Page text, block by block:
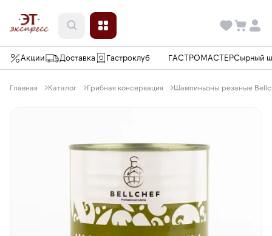
Акции Доставка Гастроклуб ГАСТРОМАСТЕРСырный
Главная Каталог Грибная консервация Шампиньоны резаные